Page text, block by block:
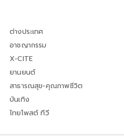
ต่างประเทศ
อาชญากรรม
X-CITE
ยานยนต์
สาธารณสุข-คุณภาพชีวิต
บันเทิง
ไทยโพสต์ ทีวี